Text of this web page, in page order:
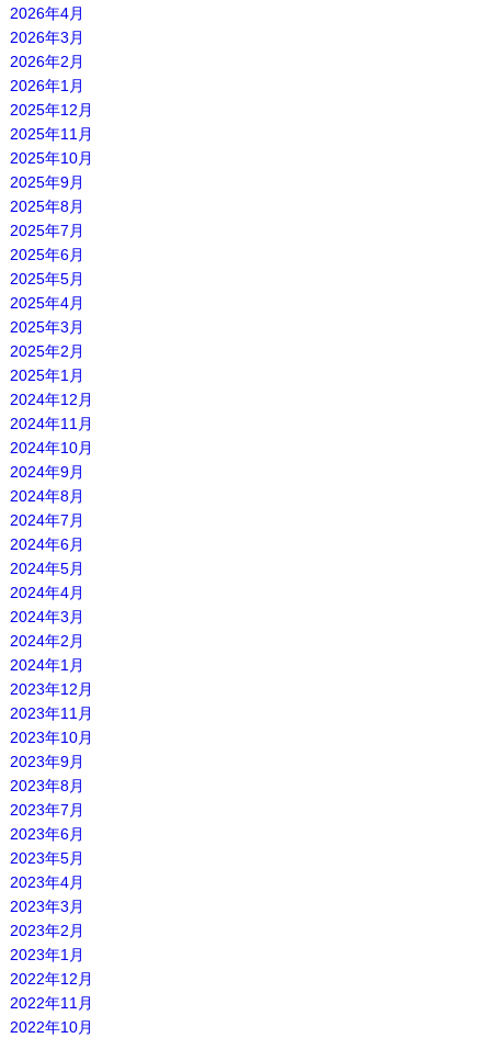
2026年4月
2026年3月
2026年2月
2026年1月
2025年12月
2025年11月
2025年10月
2025年9月
2025年8月
2025年7月
2025年6月
2025年5月
2025年4月
2025年3月
2025年2月
2025年1月
2024年12月
2024年11月
2024年10月
2024年9月
2024年8月
2024年7月
2024年6月
2024年5月
2024年4月
2024年3月
2024年2月
2024年1月
2023年12月
2023年11月
2023年10月
2023年9月
2023年8月
2023年7月
2023年6月
2023年5月
2023年4月
2023年3月
2023年2月
2023年1月
2022年12月
2022年11月
2022年10月